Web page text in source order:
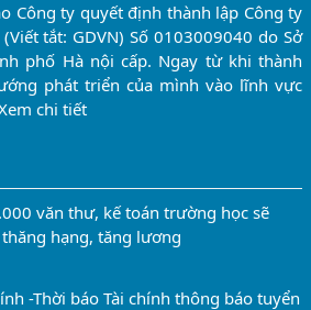
Công ty quyết định thành lập Công ty
tắt: GDVN) Số 0103009040 do Sở
phố Hà nội cấp. Ngay từ khi thành
phát triển của mình vào lĩnh vực
chi tiết
văn thư, kế toán trường học sẽ
hạng, tăng lương
-Thời báo Tài chính thông báo tuyển